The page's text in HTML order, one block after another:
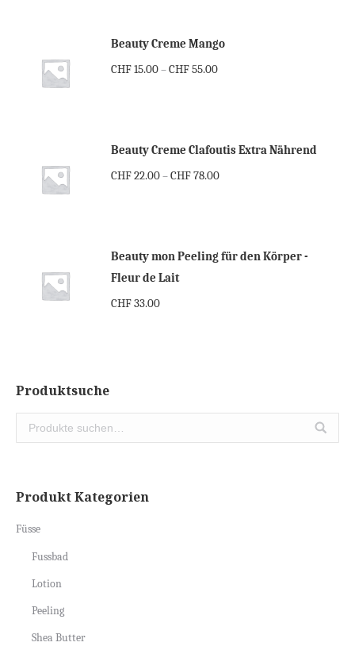
Beauty Creme Mango
CHF15.00–CHF55.00
Beauty Creme Clafoutis Extra Nährend
CHF22.00–CHF78.00
Beauty mon Peeling für den Körper -
Fleur de Lait
CHF33.00
Produktsuche
Produkt Kategorien
Füsse
Fussbad
Lotion
Peeling
Shea Butter